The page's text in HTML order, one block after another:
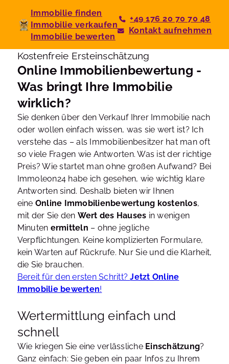
Immobilie finden
Immobilie verkaufen
Immobilie bewerten
+49 176 20 70 70 48
Kontakt aufnehmen
Kostenfreie Ersteinschätzung
Online Immobilienbewertung -
Was bringt Ihre Immobilie
wirklich?
Sie denken über den Verkauf Ihrer Immobilie nach
oder wollen einfach wissen, was sie wert ist? Ich
verstehe das – als Immobilienbesitzer hat man oft
so viele Fragen wie Antworten. Was ist der richtige
Preis? Wie startet man ohne großen Aufwand? Bei
Immoleon24 habe ich gesehen, wie wichtig klare
Antworten sind. Deshalb bieten wir Ihnen
eine Online Immobilienbewertung kostenlos,
mit der Sie den Wert des Hauses in wenigen
Minuten ermitteln – ohne jegliche
Verpflichtungen. Keine komplizierten Formulare,
kein Warten auf Rückrufe. Nur Sie und die Klarheit,
die Sie brauchen.
Bereit für den ersten Schritt?Jetzt Online
Immobilie bewerten!
Wertermittlung einfach und
schnell
Wie kriegen Sie eine verlässliche Einschätzung?
Ganz einfach: Sie geben ein paar Infos zu Ihrem